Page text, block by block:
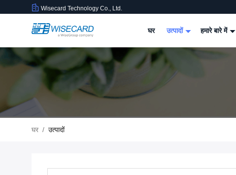
Wisecard Technology Co., Ltd.
घर उत्पादों हमारे बारे में
घर / उत्पादों